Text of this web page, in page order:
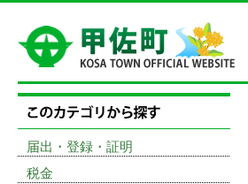
届出・登録・証明
税金